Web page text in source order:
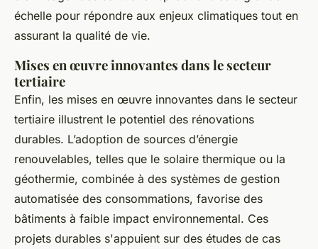
échelle pour répondre aux enjeux climatiques tout en
assurant la qualité de vie.
Mises en œuvre innovantes dans le secteur
tertiaire
Enfin, les mises en œuvre innovantes dans le secteur
tertiaire illustrent le potentiel des rénovations
durables. L’adoption de sources d’énergie
renouvelables, telles que le solaire thermique ou la
géothermie, combinée à des systèmes de gestion
automatisée des consommations, favorise des
bâtiments à faible impact environnemental. Ces
projets durables s'appuient sur des études de cas